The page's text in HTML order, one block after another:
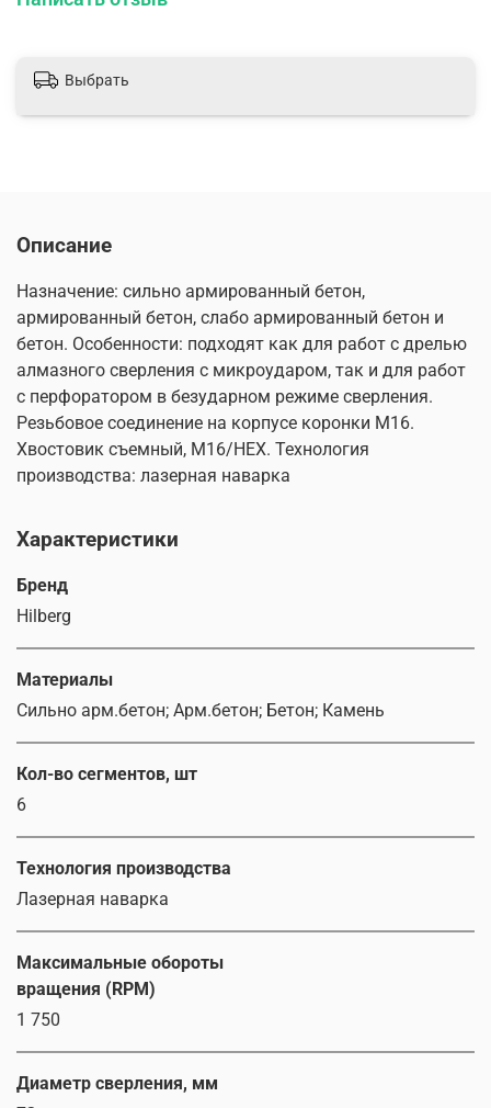
Выбрать
Описание
Назначение: сильно армированный бетон,
армированный бетон, слабо армированный бетон и
бетон. Особенности: подходят как для работ с дрелью
алмазного сверления с микроударом, так и для работ
с перфоратором в безударном режиме сверления.
Резьбовое соединение на корпусе коронки М16.
Хвостовик съемный, М16/HEX. Технология
производства: лазерная наварка
Характеристики
Бренд
Hilberg
Материалы
Сильно арм.бетон; Арм.бетон; Бетон; Камень
Кол-во сегментов, шт
6
Технология производства
Лазерная наварка
Максимальные обороты
вращения (RPM)
1 750
Диаметр сверления, мм